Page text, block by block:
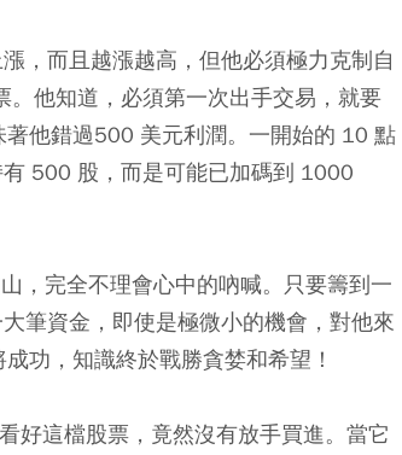
，而且越漲越高，但他必須極力克制自
他知道，必須第一次出手交易，就要
他錯過500 美元利潤。一開始的 10 點
500 股，而是可能已加碼到 1000
，完全不理會心中的吶喊。只要籌到一
筆資金，即使是極微小的機會，對他來
功，知識終於戰勝貪婪和希望！
好這檔股票，竟然沒有放手買進。當它